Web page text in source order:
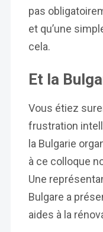
pas
et qu’une
cela.
Et la
Vous étiez
frustration
la Bulgarie
à ce colloque
Une
Bulgare a
aides à la